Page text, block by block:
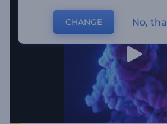
CHANGE No,